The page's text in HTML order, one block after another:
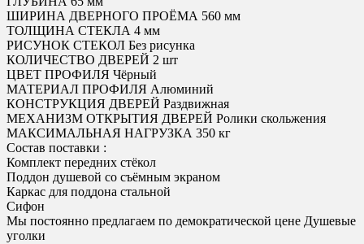
ШИРИНА ДВЕРНОГО ПРОЁМА 560 мм
ТОЛЩИНА СТЕКЛА 4 мм
РИСУНОК СТЕКОЛ Без рисунка
КОЛИЧЕСТВО ДВЕРЕЙ 2 шт
ЦВЕТ ПРОФИЛЯ Чёрный
МАТЕРИАЛ ПРОФИЛЯ Алюминий
КОНСТРУКЦИЯ ДВЕРЕЙ Раздвижная
МЕХАНИЗМ ОТКРЫТИЯ ДВЕРЕЙ Ролики скольжения
МАКСИМАЛЬНАЯ НАГРУЗКА 350 кг
Состав поставки :
Комплект передних стёкол
Поддон душевой со съёмным экраном
Каркас для поддона стальной
Сифон
Мы постоянно предлагаем по демократической цене Душевые
уголки